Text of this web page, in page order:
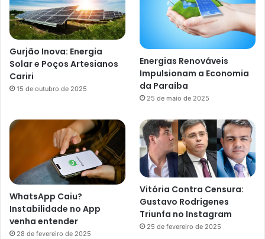
Gurjão Inova: Energia
Solar e Poços Artesianos
Cariri
15 de outubro de 2025
Energias Renováveis
Impulsionam a Economia
da Paraíba
25 de maio de 2025
WhatsApp Caiu?
Instabilidade no App
venha entender
28 de fevereiro de 2025
Vitória Contra Censura:
Gustavo Rodrigenes
Triunfa no Instagram
25 de fevereiro de 2025